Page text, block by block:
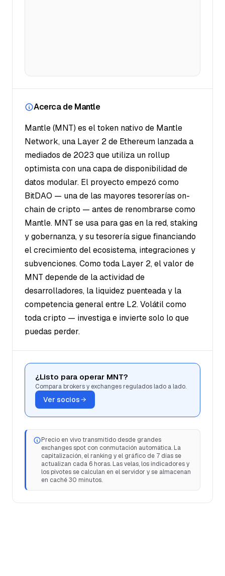
Acerca de Mantle
Mantle (MNT) es el token nativo de Mantle
Network, una Layer 2 de Ethereum lanzada a
mediados de 2023 que utiliza un rollup
optimista con una capa de disponibilidad de
datos modular. El proyecto empezó como
BitDAO — una de las mayores tesorerías on-
chain de cripto — antes de renombrarse como
Mantle. MNT se usa para gas en la red, staking
y gobernanza, y su tesorería sigue financiando
el crecimiento del ecosistema, integraciones y
subvenciones. Como toda Layer 2, el valor de
MNT depende de la actividad de
desarrolladores, la liquidez puenteada y la
competencia general entre L2. Volátil como
toda cripto — investiga e invierte solo lo que
puedas perder.
¿Listo para operar MNT?
Compara brokers y exchanges regulados lado a lado.
Ver socios
Precio en vivo transmitido desde grandes
exchanges spot con conmutación automática. La
capitalización, el ranking y el gráfico de 7 días se
actualizan cada 6 horas. Las velas, los indicadores y
los pivotes se calculan en el servidor y se almacenan
en caché 30 minutos.